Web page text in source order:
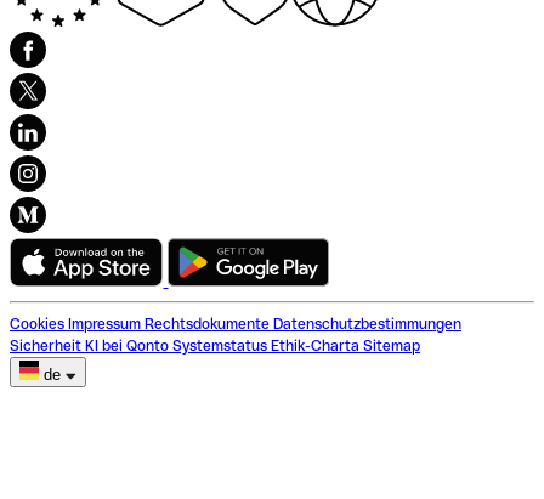
Cookies Impressum Rechtsdokumente Datenschutzbestimmungen
Sicherheit KI bei Qonto Systemstatus Ethik-Charta Sitemap
de